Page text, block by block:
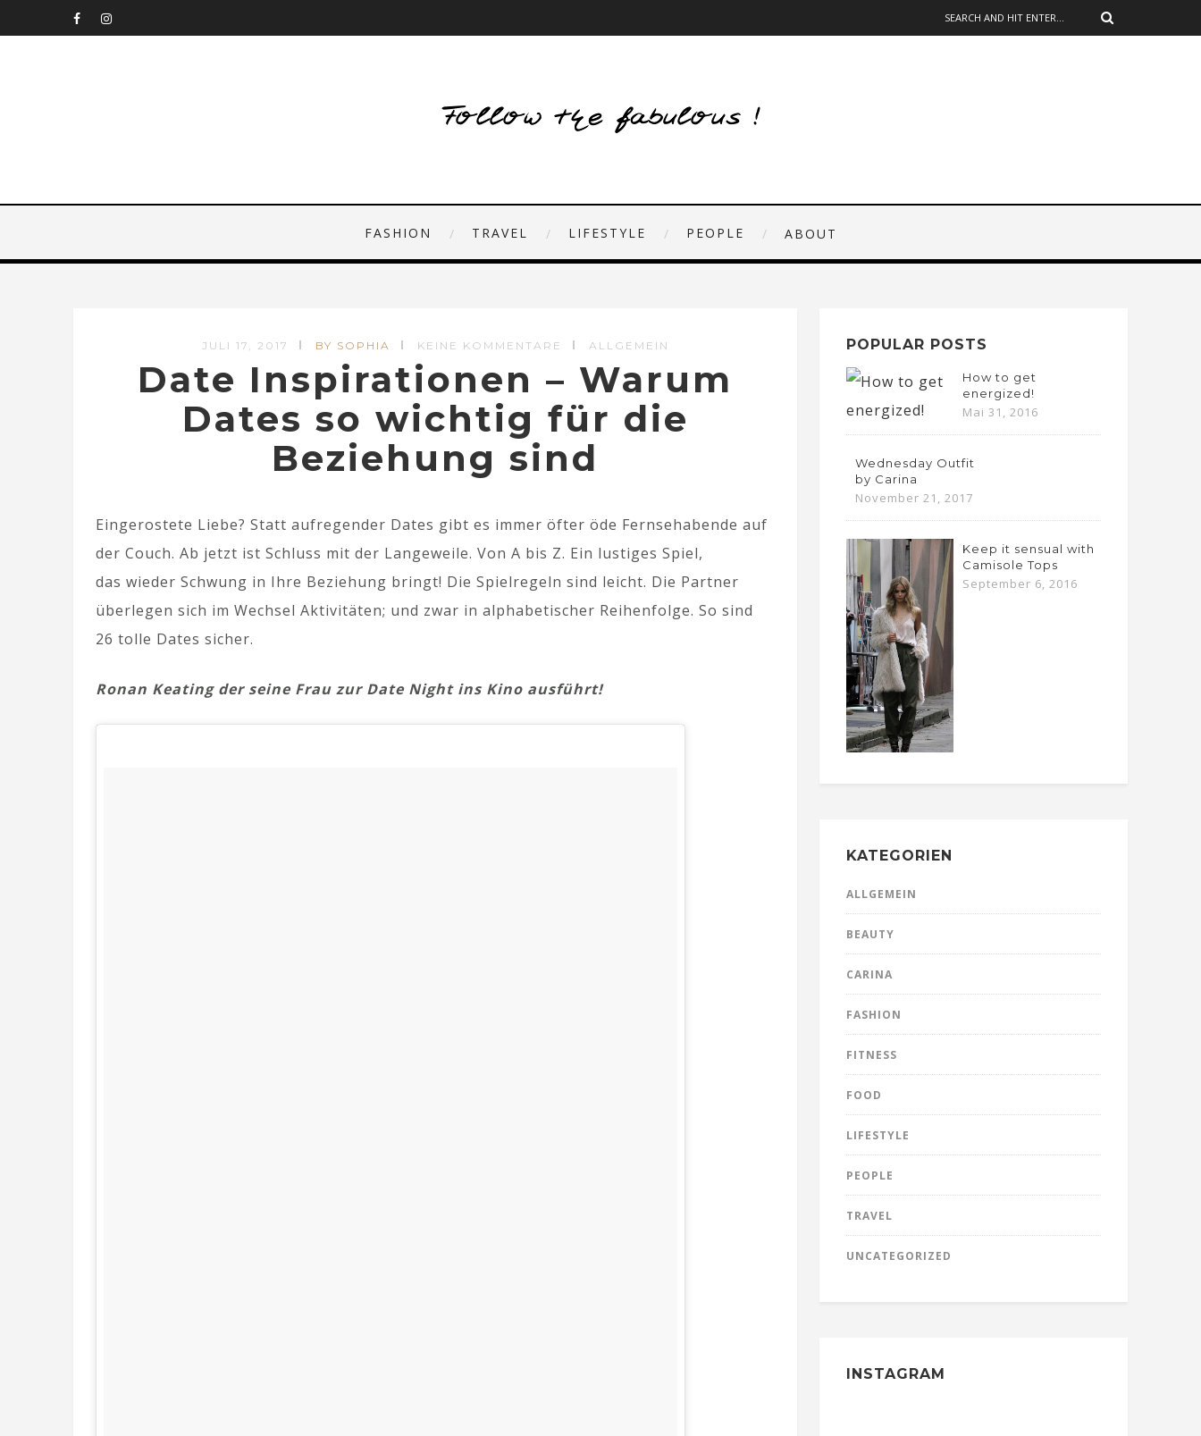
FASHION TRAVEL LIFESTYLE PEOPLE ABOUT
JULI 17, 2017 BY SOPHIA KEINE KOMMENTARE ALLGEMEIN
Date Inspirationen – Warum
Dates so wichtig für die
Beziehung sind
Eingerostete Liebe? Statt aufregender Dates gibt es immer öfter öde Fernsehabende auf
der Couch. Ab jetzt ist Schluss mit der Langeweile. Von A bis Z. Ein lustiges Spiel,
das wieder Schwung in Ihre Beziehung bringt! Die Spielregeln sind leicht. Die Partner
überlegen sich im Wechsel Aktivitäten; und zwar in alphabetischer Reihenfolge. So sind
26 tolle Dates sicher.
Ronan Keating der seine Frau zur Date Night ins Kino ausführt!
POPULAR POSTS
How to get
energized!
Mai 31, 2016
Wednesday Outfit
by Carina
November 21, 2017
Keep it sensual with
Camisole Tops
September 6, 2016
KATEGORIEN
ALLGEMEIN
BEAUTY
CARINA
FASHION
FITNESS
FOOD
LIFESTYLE
PEOPLE
TRAVEL
UNCATEGORIZED
INSTAGRAM